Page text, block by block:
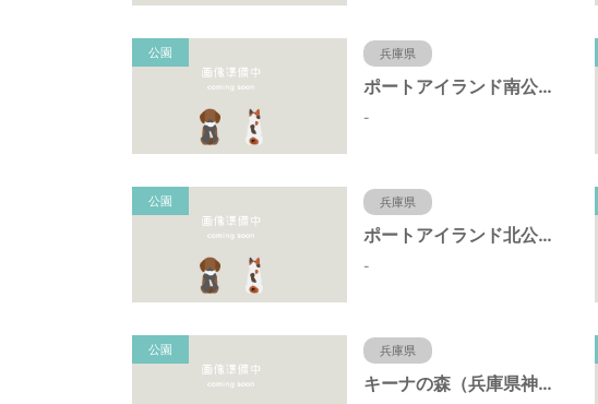
公園 兵庫県
ポートアイランド南公園（兵庫県神戸市）
-
公園 兵庫県
ポートアイランド北公園（兵庫県神戸市）
-
公園 兵庫県
キーナの森（兵庫県神戸市）